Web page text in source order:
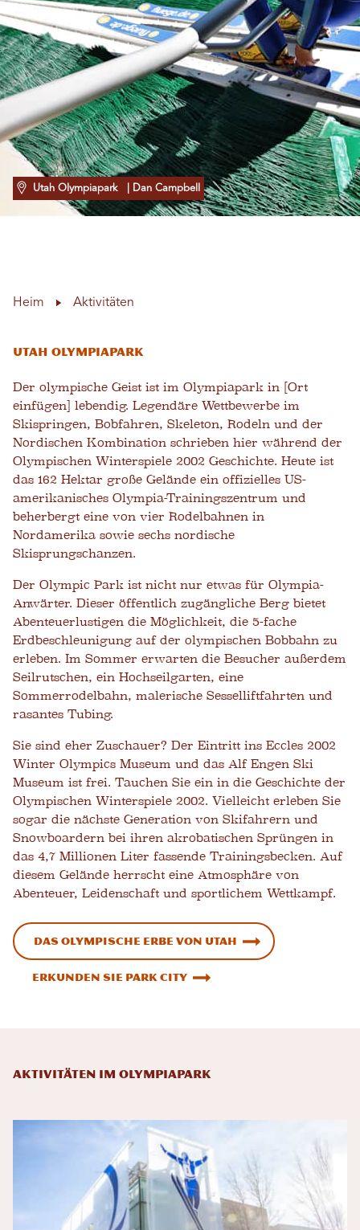
Utah Olympiapark | Dan Campbell
Heim Aktivitäten
Utah Olympiapark
Der olympische Geist ist im Olympiapark in [Ort
einfügen] lebendig. Legendäre Wettbewerbe im
Skispringen, Bobfahren, Skeleton, Rodeln und der
Nordischen Kombination schrieben hier während der
Olympischen Winterspiele 2002 Geschichte. Heute ist
das 162 Hektar große Gelände ein offizielles US-
amerikanisches Olympia-Trainingszentrum und
beherbergt eine von vier Rodelbahnen in
Nordamerika sowie sechs nordische
Skisprungschanzen.
Der Olympic Park ist nicht nur etwas für Olympia-
Anwärter. Dieser öffentlich zugängliche Berg bietet
Abenteuerlustigen die Möglichkeit, die 5-fache
Erdbeschleunigung auf der olympischen Bobbahn zu
erleben. Im Sommer erwarten die Besucher außerdem
Seilrutschen, ein Hochseilgarten, eine
Sommerrodelbahn, malerische Sesselliftfahrten und
rasantes Tubing.
Sie sind eher Zuschauer? Der Eintritt ins Eccles 2002
Winter Olympics Museum und das Alf Engen Ski
Museum ist frei. Tauchen Sie ein in die Geschichte der
Olympischen Winterspiele 2002. Vielleicht erleben Sie
sogar die nächste Generation von Skifahrern und
Snowboardern bei ihren akrobatischen Sprüngen in
das 4,7 Millionen Liter fassende Trainingsbecken. Auf
diesem Gelände herrscht eine Atmosphäre von
Abenteuer, Leidenschaft und sportlichem Wettkampf.
Das olympische Erbe von Utah
Erkunden Sie Park City
Aktivitäten im Olympiapark